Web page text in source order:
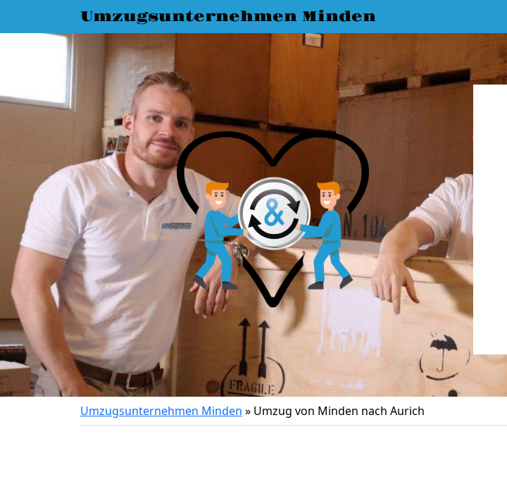
Umzugsunternehmen Minden
Umzugsunternehmen Minden » Umzug von Minden nach Aurich